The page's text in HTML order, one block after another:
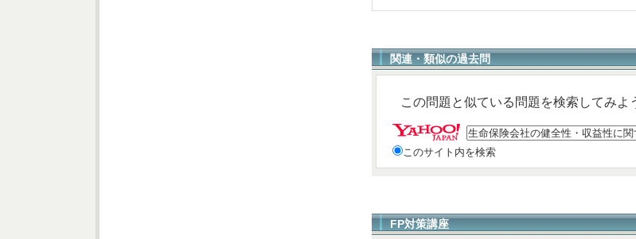
関連・類似の過去問
この問題と似ている問題を検索してみよ
このサイト内を検索
FP対策講座